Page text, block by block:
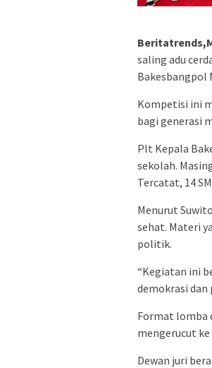
saling adu
Bakesbangpol
Kompetisi ini
bagi generasi
Plt Kepala
sekolah.
Tercatat, 14
Menurut
sehat. Materi
politik.
“Kegiatan ini
demokrasi dan
Format lomba
mengerucut
Dewan juri